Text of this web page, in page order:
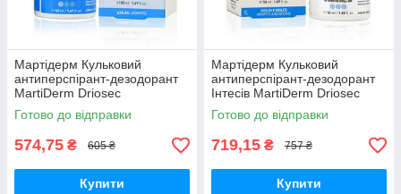
Мартідерм Кульковий
антиперспірант-дезодорант
MartiDerm Driosec
Dermoprotect Roll-On Roll-On
50 мл
Готово до відправки
574,75 ₴ 605 ₴
Купити
Мартідерм Кульковий
антиперспірант-дезодорант
Інтесів MartiDerm Driosec
Intensive Roll-On, 50 мл
Готово до відправки
719,15 ₴ 757 ₴
Купити